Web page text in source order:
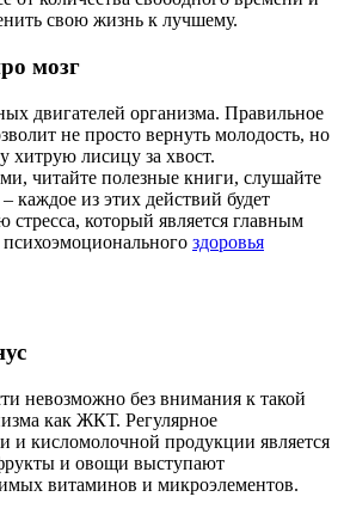
свою жизнь к лучшему.
мозг
двигателей организма. Правильное
не просто вернуть молодость, но
хитрую лисицу за хвост.
читайте полезные книги, слушайте
каждое из этих действий будет
стресса, который является главным
здоровья
невозможно без внимания к такой
как ЖКТ. Регулярное
и кисломолочной продукции является
и овощи выступают
витаминов и микроэлементов.